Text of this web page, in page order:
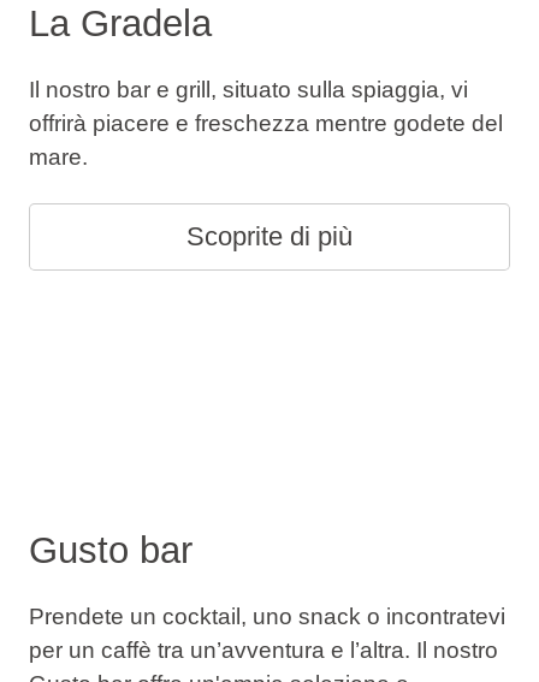
La Gradela
Il nostro bar e grill, situato sulla spiaggia, vi
offrirà piacere e freschezza mentre godete del
mare.
Scoprite di più
Gusto bar
Prendete un cocktail, uno snack o incontratevi
per un caffè tra un’avventura e l’altra. Il nostro